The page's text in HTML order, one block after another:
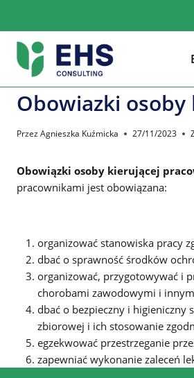
treści
Obowiazki
PrzezAgnieszka Kuźmicka 27/11/2023
Obowiązki osoby kierującej
pracownikami jest obowiązana:
organizować stanowiska pracy
dbać o sprawność środków
organizować, przygotowywać i
chorobami zawodowymi i
dbać o bezpieczny i higieniczny
zbiorowej i ich stosowanie
egzekwować przestrzeganie
zapewniać wykonanie zaleceń